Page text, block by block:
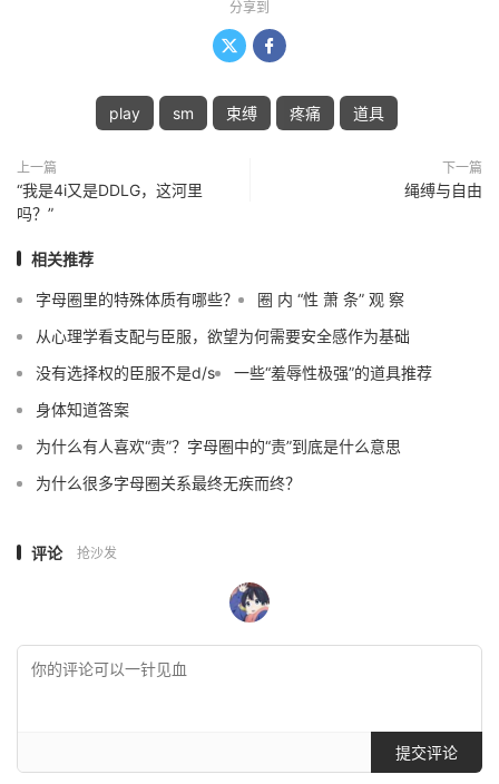
分享到
 
play sm 束缚 疼痛 道具
上一篇
“我是4i又是DDLG，这河里
吗？”
下一篇
绳缚与自由
相关推荐
字母圈里的特殊体质有哪些？
圈 内 “性 萧 条” 观 察
从心理学看支配与臣服，欲望为何需要安全感作为基础
没有选择权的臣服不是d/s
一些“羞辱性极强”的道具推荐
身体知道答案
为什么有人喜欢“责”？字母圈中的“责”到底是什么意思
为什么很多字母圈关系最终无疾而终？
评论 抢沙发
提交评论